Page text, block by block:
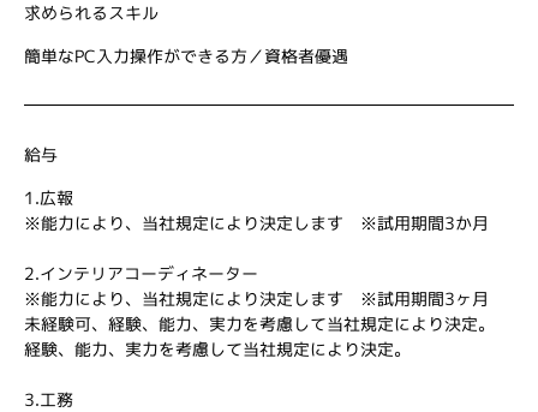
求められるスキル
簡単なPC入力操作ができる方／資格者優遇
給与
1.広報
※能力により、当社規定により決定します ※試用期間3か月
2.インテリアコーディネーター
※能力により、当社規定により決定します ※試用期間3ヶ月
未経験可、経験、能力、実力を考慮して当社規定により決定。
経験、能力、実力を考慮して当社規定により決定。
3.工務